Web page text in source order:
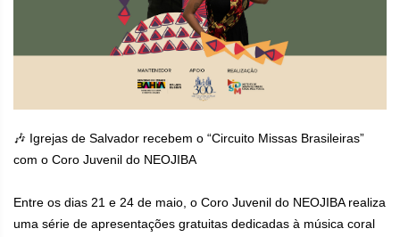
🎶 Igrejas de Salvador recebem o “Circuito Missas Brasileiras”
com o Coro Juvenil do NEOJIBA
Entre os dias 21 e 24 de maio, o Coro Juvenil do NEOJIBA realiza
uma série de apresentações gratuitas dedicadas à música coral